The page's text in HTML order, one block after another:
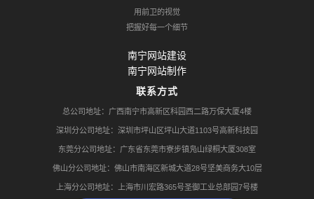
用前卫的视觉
把握好每一个细节
南宁网站建设
南宁网站制作
联系方式
总公司地址：广西南宁市高新区科园西二路万保大厦4楼
深圳分公司地址：深圳市坪山区坪山大道1103号高新科技园
东莞分公司地址：广东省东莞市寮步镇凫山绿桐大厦308室
佛山分公司地址：佛山市南海区新城大道28号坚美商务大10层
上海分公司地址：上海市川宏路365号圣御工业总部园7号楼